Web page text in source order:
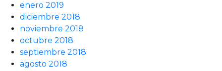
enero 2019
diciembre 2018
noviembre 2018
octubre 2018
septiembre 2018
agosto 2018